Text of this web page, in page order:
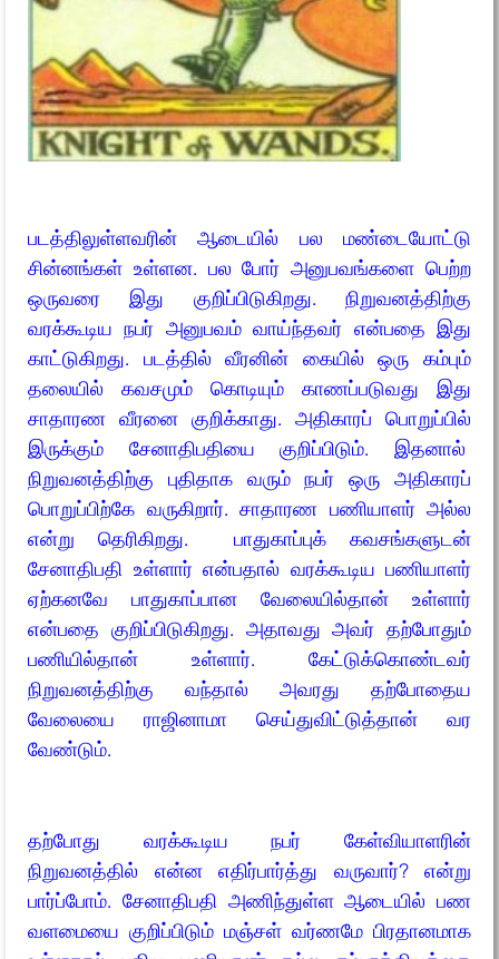
படத்திலுள்ளவரின் ஆடையில் பல மண்டையோட்டு
சின்னங்கள் உள்ளன. பல போர் அனுபவங்களை பெற்ற
ஒருவரை இது குறிப்பிடுகிறது. நிறுவனத்திற்கு
வரக்கூடிய நபர் அனுபவம் வாய்ந்தவர் என்பதை இது
காட்டுகிறது. படத்தில் வீரனின் கையில் ஒரு கம்பும்
தலையில் கவசமும் கொடியும் காணப்படுவது இது
சாதாரண வீரனை குறிக்காது. அதிகாரப் பொறுப்பில்
இருக்கும் சேனாதிபதியை குறிப்பிடும். இதனால்
நிறுவனத்திற்கு புதிதாக வரும் நபர் ஒரு அதிகாரப்
பொறுப்பிற்கே வருகிறார். சாதாரண பணியாளர் அல்ல
என்று தெரிகிறது. பாதுகாப்புக் கவசங்களுடன்
சேனாதிபதி உள்ளார் என்பதால் வரக்கூடிய பணியாளர்
ஏற்கனவே பாதுகாப்பான வேலையில்தான் உள்ளார்
என்பதை குறிப்பிடுகிறது. அதாவது அவர் தற்போதும்
பணியில்தான் உள்ளார். கேட்டுக்கொண்டவர்
நிறுவனத்திற்கு வந்தால் அவரது தற்போதைய
வேலையை ராஜினாமா செய்துவிட்டுத்தான் வர
வேண்டும்.
தற்போது வரக்கூடிய நபர் கேள்வியாளரின்
நிறுவனத்தில் என்ன எதிர்பார்த்து வருவார்? என்று
பார்ப்போம். சேனாதிபதி அணிந்துள்ள ஆடையில் பண
வளமையை குறிப்பிடும் மஞ்சள் வர்ணமே பிரதானமாக